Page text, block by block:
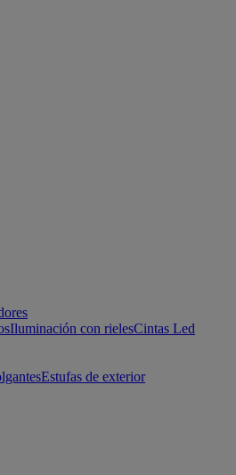
Iluminación con rielesCintas Led
Estufas de exterior